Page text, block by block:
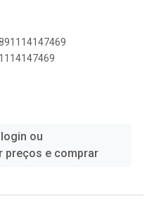
ou
preços e comprar